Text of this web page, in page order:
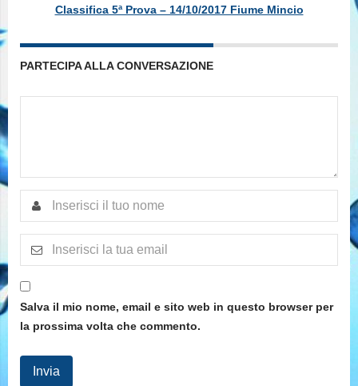
Classifica 5ª Prova – 14/10/2017 Fiume Mincio
PARTECIPA ALLA CONVERSAZIONE
Salva il mio nome, email e sito web in questo browser per
la prossima volta che commento.